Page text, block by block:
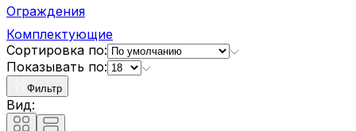
Ограждения
Комплектующие
Сортировка по:
Показывать по:
Фильтр
Вид: